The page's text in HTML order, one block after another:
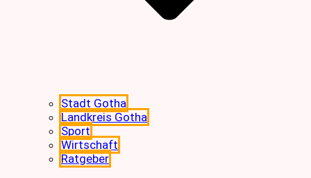
Stadt Gotha
Landkreis Gotha
Sport
Wirtschaft
Ratgeber